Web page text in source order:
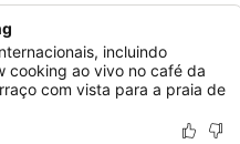
incluindo
cooking ao vivo no café da
com vista para a praia de